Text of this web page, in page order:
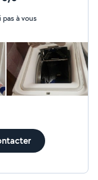
pas à vous